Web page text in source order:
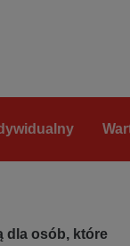
dla osób, które